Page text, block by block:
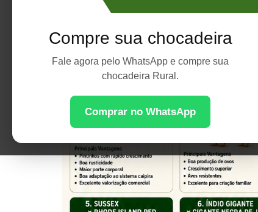
Compre sua chocadeira
Fale agora pelo WhatsApp e compre sua
chocadeira Rural.
Comprar no WhatsApp